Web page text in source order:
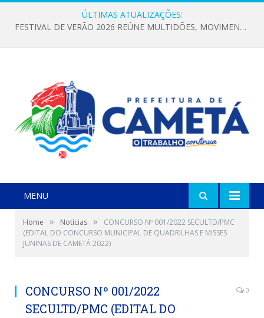
ÚLTIMAS ATUALIZAÇÕES:
FESTIVAL DE VERÃO 2026 REÚNE MULTIDÕES, MOVIMENTA A ECONOMIA E FORTALECE A CULTURA LOCAL
MENU
Home » Notícias »
CONCURSO Nº 001/2022 SECULTD/PMC
(EDITAL DO CONCURSO MUNICIPAL DE QUADRILHAS E MISSES
JUNINAS DE CAMETÁ 2022)
CONCURSO Nº 001/2022
SECULTD/PMC (EDITAL DO
0